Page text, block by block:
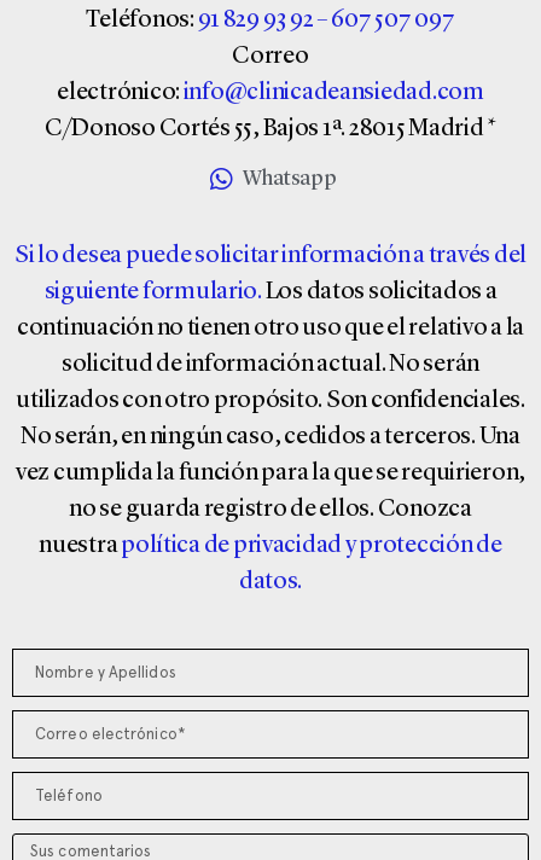
Teléfonos: 91 829 93 92 – 607 507 097
Correo
electrónico: info@clinicadeansiedad.com
C/Donoso Cortés 55, Bajos 1ª. 28015 Madrid *
Whatsapp
Si lo desea puede solicitar información a través del
siguiente formulario. Los datos solicitados a
continuación no tienen otro uso que el relativo a la
solicitud de información actual. No serán
utilizados con otro propósito. Son confidenciales.
No serán, en ningún caso, cedidos a terceros. Una
vez cumplida la función para la que se requirieron,
no se guarda registro de ellos. Conozca
nuestrapolítica de privacidad y protección de
datos.